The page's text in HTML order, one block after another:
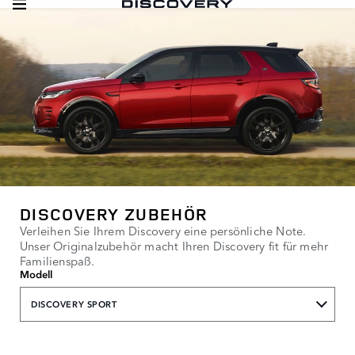
DISCOVERY ZUBEHÖR
Verleihen Sie Ihrem Discovery eine persönliche Note.
Unser Originalzubehör macht Ihren Discovery fit für mehr
Familienspaß.
Modell
DISCOVERY SPORT